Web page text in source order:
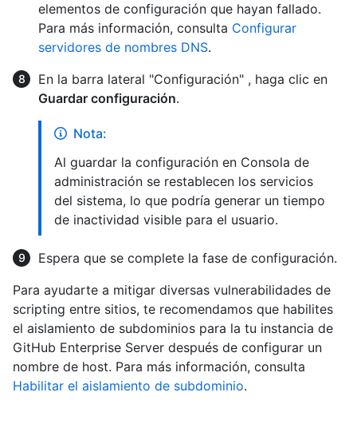
elementos de configuración que hayan fallado.
Para más información, consulta Configurar
servidores de nombres DNS.
En la barra lateral "Configuración" , haga clic en
Guardar configuración.
Nota:
Al guardar la configuración en Consola de
administración se restablecen los servicios
del sistema, lo que podría generar un tiempo
de inactividad visible para el usuario.
Espera que se complete la fase de configuración.
Para ayudarte a mitigar diversas vulnerabilidades de
scripting entre sitios, te recomendamos que habilites
el aislamiento de subdominios para la tu instancia de
GitHub Enterprise Server después de configurar un
nombre de host. Para más información, consulta
Habilitar el aislamiento de subdominio.